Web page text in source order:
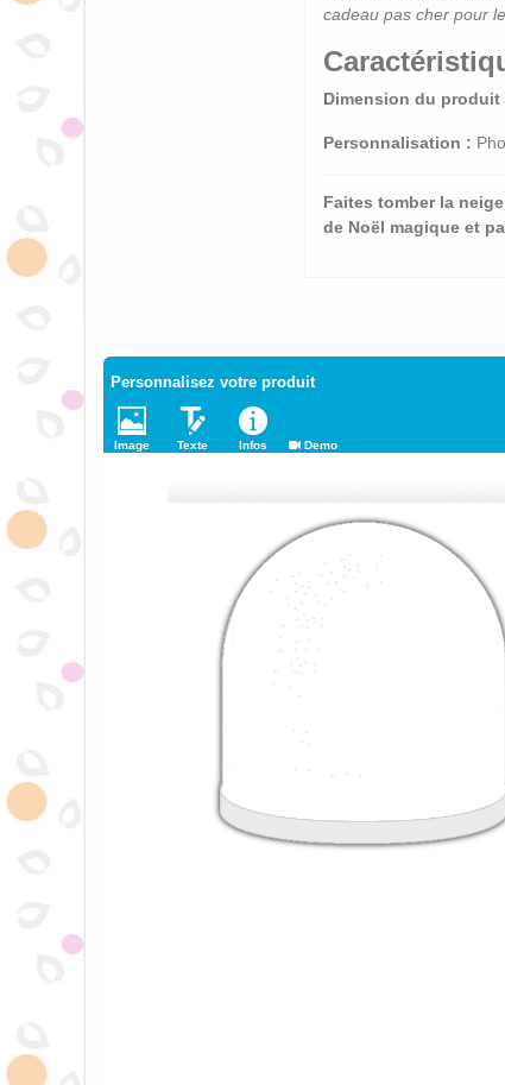
cadeau pas cher pour
Dimension du produit
Personnalisation :
Faites tomber la
de Noël magique et
Personnalisez votre produit
Image Texte Infos Demo